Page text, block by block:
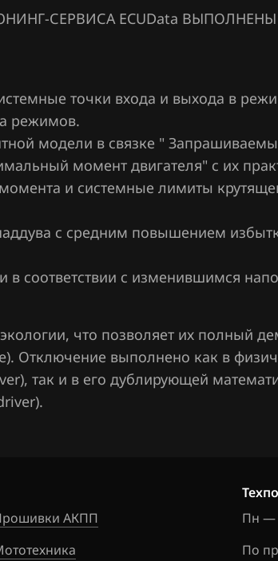
СЕРВИСА ECUData
точки входа и выхода в
режимов.
модели в связке "
момент двигателя" с их
и системные лимиты
с средним повышением
в соответствии с изменившимся
что позволяет их полный
Отключение выполнено как в
так и в его дублирующей
АКПП
Пн —
По